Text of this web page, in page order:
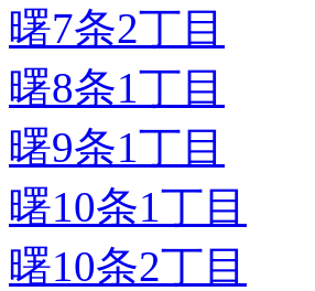
曙7条2丁目
曙8条1丁目
曙9条1丁目
曙10条1丁目
曙10条2丁目